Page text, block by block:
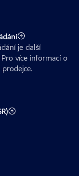
je další
více informací o